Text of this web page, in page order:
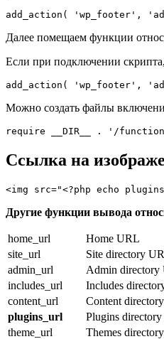
add_action( 'wp_footer',
Далее помещаем функции
Если при подключении
add_action( 'wp_footer',
Можно создать файлы
require __DIR__ . '/
Ссылка на
<img src="<?php echo
Другие функции вывода
home_url Home URL
site_url
Site directory
admin_url
Admin directory
includes_url
Includes
content_url
Content
plugins_url
Plugins
theme_url
Themes